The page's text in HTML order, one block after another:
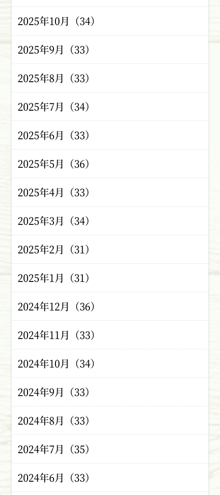
2025年10月（34）
2025年9月（33）
2025年8月（33）
2025年7月（34）
2025年6月（33）
2025年5月（36）
2025年4月（33）
2025年3月（34）
2025年2月（31）
2025年1月（31）
2024年12月（36）
2024年11月（33）
2024年10月（34）
2024年9月（33）
2024年8月（33）
2024年7月（35）
2024年6月（33）